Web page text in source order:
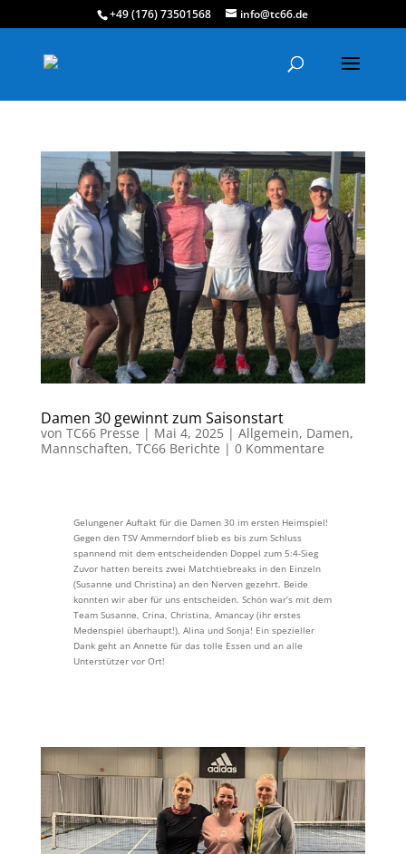
+49 (176) 73501568 info@tc66.de
Damen 30 gewinnt zum Saisonstart
von TC66 Presse | Mai 4, 2025| Allgemein, Damen,
Mannschaften, TC66 Berichte | 0 Kommentare
Gelungener Auftakt für die Damen 30 im ersten Heimspiel!
Gegen den TSV Ammerndorf blieb es bis zum Schluss
spannend mit dem entscheidenden Doppel zum 5:4-Sieg
Zuvor hatten bereits zwei Matchtiebreaks in den Einzeln
(Susanne und Christina) an den Nerven gezehrt. Beide
konnten wir aber für uns entscheiden. Schön war’s mit dem
Team Susanne, Crina, Christina, Amancay (ihr erstes
Medenspiel überhaupt!), Alina und Sonja! Ein spezieller
Dank geht an Annette für das tolle Essen und an alle
Unterstützer vor Ort!